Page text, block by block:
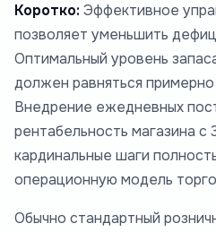
Коротко: Эффективное
позволяет уменьшить
Оптимальный уровень
должен равняться
Внедрение ежедневных
рентабельность магазина с
кардинальные шаги
операционную модель
Обычно стандартный